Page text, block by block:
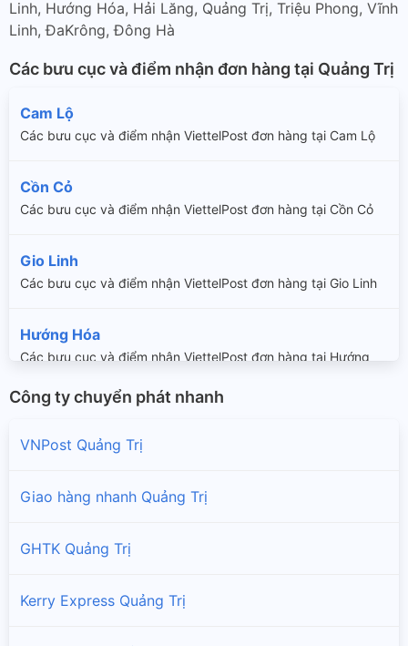
Linh, Hướng Hóa, Hải Lăng, Quảng Trị, Triệu Phong, Vĩnh
Linh, ĐaKrông, Đông Hà
Các bưu cục và điểm nhận đơn hàng tại Quảng Trị
Cam Lộ
Các bưu cục và điểm nhận ViettelPost đơn hàng tại Cam Lộ
Cồn Cỏ
Các bưu cục và điểm nhận ViettelPost đơn hàng tại Cồn Cỏ
Gio Linh
Các bưu cục và điểm nhận ViettelPost đơn hàng tại Gio Linh
Hướng Hóa
Các bưu cục và điểm nhận ViettelPost đơn hàng tại Hướng
Các bưu cục và điểm nhận ViettelPost đơn hàng tại Hải Lăng
Quảng Trị
Các bưu cục và điểm nhận ViettelPost đơn hàng tại Triệu
Công ty chuyển phát nhanh
VNPost Quảng Trị
Giao hàng nhanh Quảng Trị
GHTK Quảng Trị
Kerry Express Quảng Trị